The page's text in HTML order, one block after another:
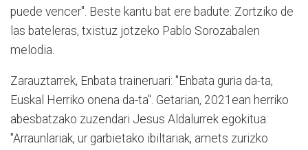
puede vencer". Beste kantu bat ere badute: Zortziko de
las bateleras, txistuz jotzeko Pablo Sorozabalen
melodia.
Zarauztarrek, Enbata traineruari: "Enbata guria da-ta,
Euskal Herriko onena da-ta". Getarian, 2021ean herriko
abesbatzako zuzendari Jesus Aldalurrek egokitua:
"Arraunlariak, ur garbietako ibiltariak, amets zurizko